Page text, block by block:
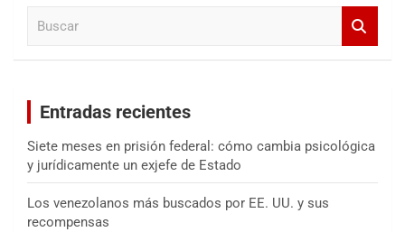
Entradas recientes
Siete meses en prisión federal: cómo cambia psicológica
y jurídicamente un exjefe de Estado
Los venezolanos más buscados por EE. UU. y sus
recompensas